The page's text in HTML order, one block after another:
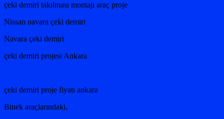
çeki demiri takılması montajı araç proje
Nissan navara çeki demiri
Navara çeki demiri
çeki demiri projesi Ankara
çeki demiri proje fiyatı ankara
Binek araçlarındaki,